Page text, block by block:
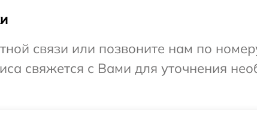
связи или позвоните нам по
свяжется с Вами для уточнения